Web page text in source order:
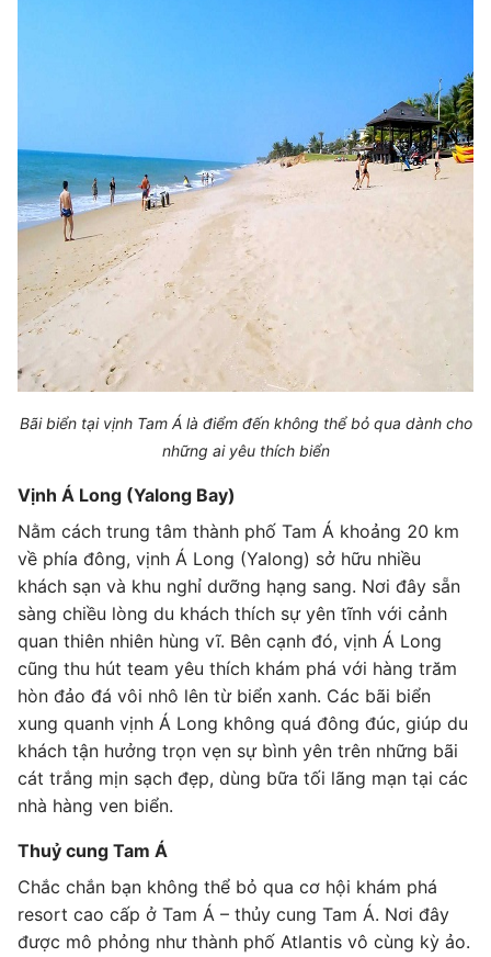
Bãi biển tại vịnh Tam Á là điểm đến không thể bỏ qua dành cho
những ai yêu thích biển
Vịnh Á Long (Yalong Bay)
Nằm cách trung tâm thành phố Tam Á khoảng 20 km
về phía đông, vịnh Á Long (Yalong) sở hữu nhiều
khách sạn và khu nghỉ dưỡng hạng sang. Nơi đây sẵn
sàng chiều lòng du khách thích sự yên tĩnh với cảnh
quan thiên nhiên hùng vĩ. Bên cạnh đó, vịnh Á Long
cũng thu hút team yêu thích khám phá với hàng trăm
hòn đảo đá vôi nhô lên từ biển xanh. Các bãi biển
xung quanh vịnh Á Long không quá đông đúc, giúp du
khách tận hưởng trọn vẹn sự bình yên trên những bãi
cát trắng mịn sạch đẹp, dùng bữa tối lãng mạn tại các
nhà hàng ven biển.
Thuỷ cung Tam Á
Chắc chắn bạn không thể bỏ qua cơ hội khám phá
resort cao cấp ở Tam Á – thủy cung Tam Á. Nơi đây
được mô phỏng như thành phố Atlantis vô cùng kỳ ảo.